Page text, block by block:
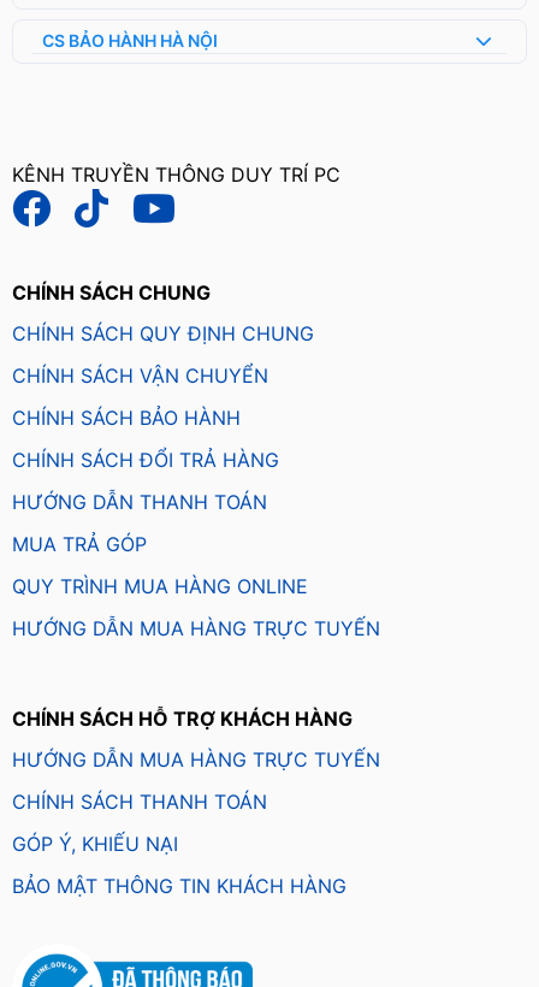
CS BẢO HÀNH HÀ NỘI
KÊNH TRUYỀN THÔNG DUY TRÍ PC
CHÍNH SÁCH CHUNG
CHÍNH SÁCH QUY ĐỊNH CHUNG
CHÍNH SÁCH VẬN CHUYỂN
CHÍNH SÁCH BẢO HÀNH
CHÍNH SÁCH ĐỔI TRẢ HÀNG
HƯỚNG DẪN THANH TOÁN
MUA TRẢ GÓP
QUY TRÌNH MUA HÀNG ONLINE
HƯỚNG DẪN MUA HÀNG TRỰC TUYẾN
CHÍNH SÁCH HỖ TRỢ KHÁCH HÀNG
HƯỚNG DẪN MUA HÀNG TRỰC TUYẾN
CHÍNH SÁCH THANH TOÁN
GÓP Ý, KHIẾU NẠI
BẢO MẬT THÔNG TIN KHÁCH HÀNG